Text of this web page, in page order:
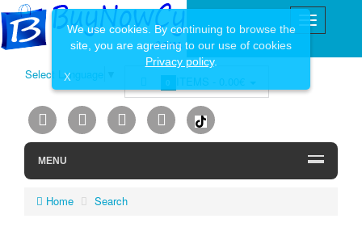
Select Language
0 ITEMS - 0.00€
MENU
Home Search
We use cookies. By continuing to browse the
site, you are agreeing to our use of cookies
Privacy policy.
X